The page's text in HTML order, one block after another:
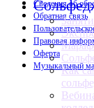
Сведения об
Обратная связь
Правовая
Оферта
Музыкальный
Как